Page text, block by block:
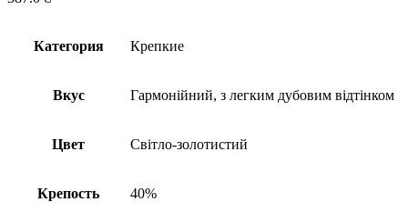
Категория Крепкие
Вкус Гармонійний, з легким дубовим відтінком
Цвет Світло-золотистий
Крепость 40%